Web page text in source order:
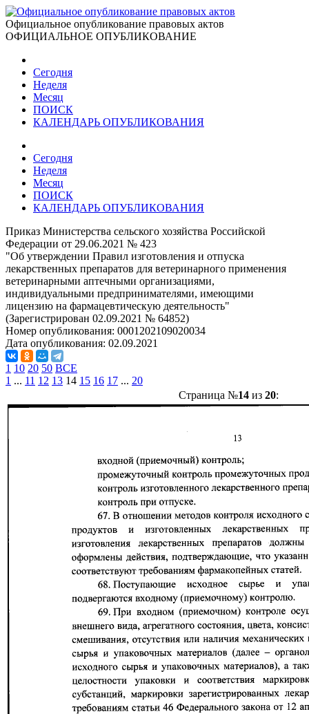
Официальное опубликование правовых актов
ОФИЦИАЛЬНОЕ ОПУБЛИКОВАНИЕ
Сегодня
Неделя
Месяц
ПОИСК
КАЛЕНДАРЬ ОПУБЛИКОВАНИЯ
Сегодня
Неделя
Месяц
ПОИСК
КАЛЕНДАРЬ ОПУБЛИКОВАНИЯ
Приказ Министерства сельского хозяйства Российской
Федерации от 29.06.2021 № 423
"Об утверждении Правил изготовления и отпуска
лекарственных препаратов для ветеринарного применения
ветеринарными аптечными организациями,
индивидуальными предпринимателями, имеющими
лицензию на фармацевтическую деятельность"
(Зарегистрирован 02.09.2021 № 64852)
Номер опубликования: 0001202109020034
Дата опубликования: 02.09.2021
1 10 20 50 ВСЕ
1 ... 11 12 13 14 15 16 17 ... 20
Страница №14из 20: